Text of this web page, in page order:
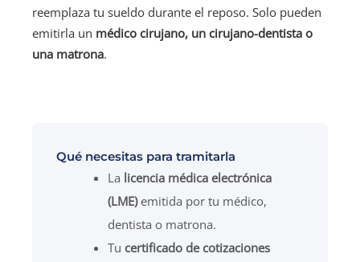
reemplaza tu sueldo durante el reposo. Solo pueden
emitirla un médico cirujano, un cirujano-dentista o
una matrona.
Qué necesitas para tramitarla
La licencia médica electrónica
(LME)emitida por tu médico,
dentista o matrona.
Tu certificado de cotizaciones